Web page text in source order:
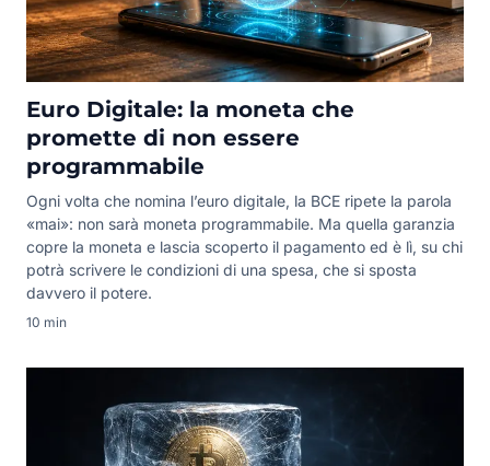
Euro Digitale: la moneta che
promette di non essere
programmabile
Ogni volta che nomina l’euro digitale, la BCE ripete la parola
«mai»: non sarà moneta programmabile. Ma quella garanzia
copre la moneta e lascia scoperto il pagamento ed è lì, su chi
potrà scrivere le condizioni di una spesa, che si sposta
davvero il potere.
10 min